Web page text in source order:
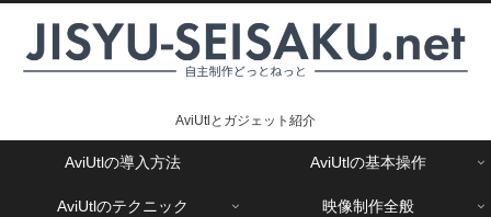
AviUtlとガジェット紹介
AviUtlの導入方法 AviUtlの基本操作
AviUtlのテクニック 映像制作全般